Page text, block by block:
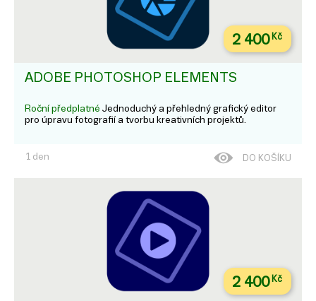
2 400Kč
ADOBE PHOTOSHOP ELEMENTS
Roční předplatné Jednoduchý a přehledný grafický editor
pro úpravu fotografií a tvorbu kreativních projektů.
1 den DO KOŠÍKU
2 400Kč